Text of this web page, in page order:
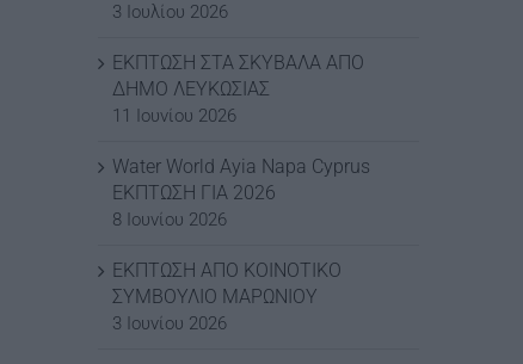
3 Ιουλίου 2026
ΕΚΠΤΩΣΗ ΣΤΑ ΣΚΥΒΑΛΑ ΑΠΟ
ΔΗΜΟ ΛΕΥΚΩΣΙΑΣ
11 Ιουνίου 2026
Water World Ayia Napa Cyprus
ΕΚΠΤΩΣΗ ΓΙΑ 2026
8 Ιουνίου 2026
ΕΚΠΤΩΣΗ ΑΠΟ ΚΟΙΝΟΤΙΚΟ
ΣΥΜΒΟΥΛΙΟ ΜΑΡΩΝΙΟΥ
3 Ιουνίου 2026